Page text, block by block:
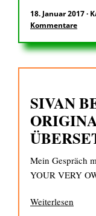
nach:
18. Januar 2017·
Kommentare
SIVAN
Mein Gespräch
YOUR VERY
Weiterlesen